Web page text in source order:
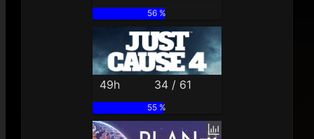
56 %
49h 34 / 61
55 %